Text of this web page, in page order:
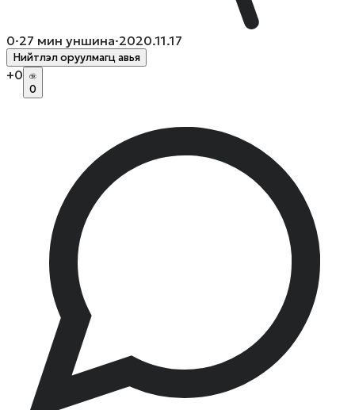
0·27 мин уншина·2020.11.17
Нийтлэл оруулмагц авья
+0
0